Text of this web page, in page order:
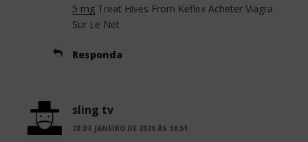
5 mg Treat Hives From Keflex Acheter Viagra
Sur Le Net
Responda
sling tv
28 DE JANEIRO DE 2020 ÀS 18:51